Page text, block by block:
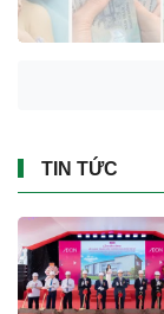
TIN TỨC